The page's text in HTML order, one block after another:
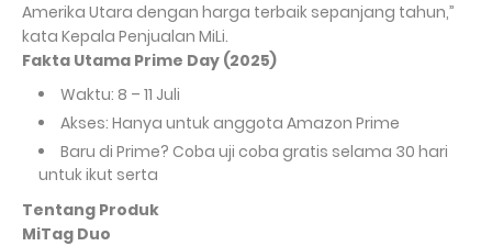
Amerika Utara dengan harga terbaik sepanjang tahun,”
kata Kepala Penjualan MiLi.
Fakta Utama Prime Day (2025)
Waktu: 8 – 11 Juli
Akses: Hanya untuk anggota Amazon Prime
Baru di Prime? Coba uji coba gratis selama 30 hari
untuk ikut serta
Tentang Produk
MiTag Duo